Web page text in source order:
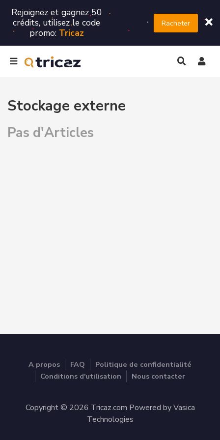
Rejoignez et gagnez 50
crédits, utilisez le code
promo: Tricaz
Racheter
Stockage externe
Pas d'Articles
A propos FAQ
Politique de confidentialité
Conditions d'utilisation
Nous contacter
Copyright © 2026 Tricaz.com Powered by Vasica
Technologies